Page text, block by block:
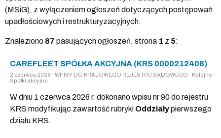
(MSiG), z wyłączeniem ogłoszeń dotyczących postępowań
upadłościowych i restrukturyzacyjnych.
Znaleziono 87 pasujących ogłoszeń, strona 1 z 5:
CAREFLEET SPÓŁKA AKCYJNA (KRS 0000212408)
2 czerwca 2026 - WPISY DO KRAJOWEGO REJESTRU SĄDOWEGO - Kolejne -
Spółki akcyjne
W dniu 1 czerwca 2026 r. dokonano wpisu nr 90 do rejestru
KRS modyfikując zawartość rubryki Oddziałypierwszego
działu KRS.